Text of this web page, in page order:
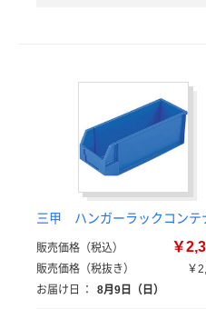
三甲 ハンガーラックコンテ
販売価格（税込） ￥
販売価格（税抜き）
￥
お届け日
： 8月9日（日）